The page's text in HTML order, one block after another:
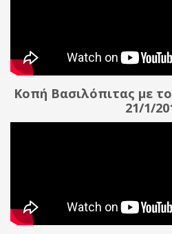
Κοπή Βασιλόπιτας με
21/1/